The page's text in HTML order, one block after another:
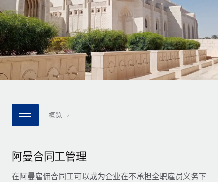
外包复杂雇佣任务
基础设施
Remote Embedded
将人力资源无缝融入工作流程
团队的内置核心人力资源功能
连接 新的
使用我们的 MCP 将任何人工智能工具与 Remote 平台相连
借助核心业务工具简化流程
初创企业
为成长型企业量身打造的全球敏捷型人力资源与薪资解决方案
中型市场
通过定制化人力资源解决方案扩展团队
企业
与我们携手合作
战略技术合作伙伴
与我们共探合作机遇
通过 REMOTE 学习
研究与指引
案例研究
人力资源术语表
核对表和模板
职位描述库
网络研讨会
活动
新闻室
Français
Deutsch
Español
Italiano
Português (Portugal)
日本語
한국어
中文（简体）
概览
阿曼合同工管理
在阿曼雇佣合同工可以成为企业在不承担全职雇员义务下